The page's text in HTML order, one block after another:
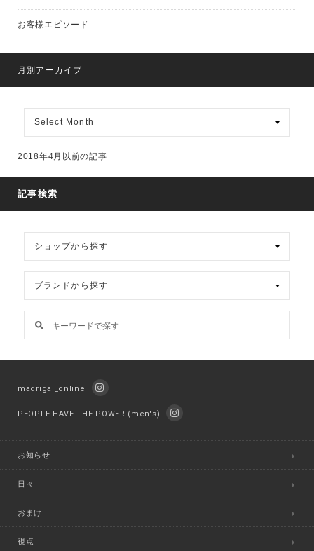
お客様エピソード
月別アーカイブ
ア
カ
2018年4月以前の記事
記事検索
madrigal_online
PEOPLE HAVE THE POWER (men's)
お知らせ
日々
おまけ
視点